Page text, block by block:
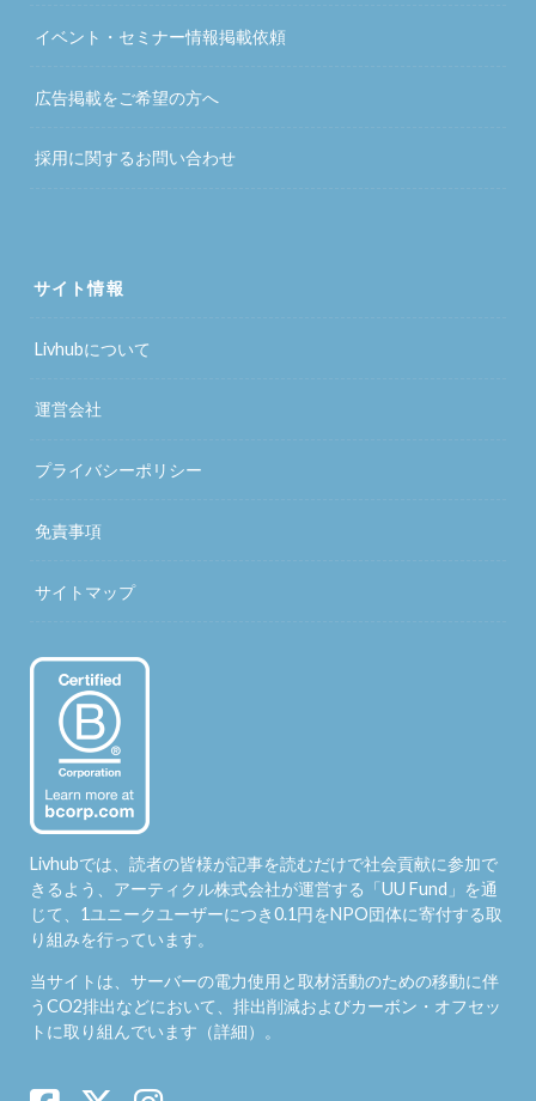
イベント・セミナー情報掲載依頼
広告掲載をご希望の方へ
採用に関するお問い合わせ
サイト情報
Livhubについて
運営会社
プライバシーポリシー
免責事項
サイトマップ
Livhubでは、読者の皆様が記事を読むだけで社会貢献に参加で
きるよう、アーティクル株式会社が運営する「UU Fund 」を通
じて、1ユニークユーザーにつき0.1円をNPO団体に寄付する取
り組みを行っています。
当サイトは、サーバーの電力使用と取材活動のための移動に伴
うCO2排出などにおいて、排出削減およびカーボン・オフセッ
トに取り組んでいます（詳細）。